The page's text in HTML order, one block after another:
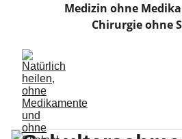
Medizin ohne
Chirurgie ohne